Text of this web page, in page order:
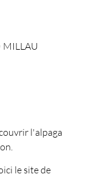
MILLAU
l'alpaga
le site de